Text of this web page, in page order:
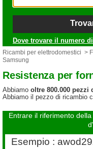
Dove trovare il numero
Ricambi per elettrodomestici >
Samsung
Resistenza per
Abbiamo oltre 800.000
Abbiamo il pezzo di ricambio
Entrare il riferimento